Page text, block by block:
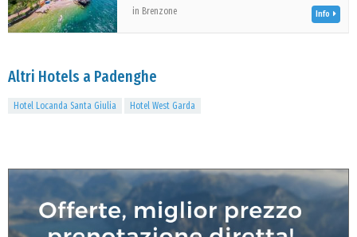
in Brenzone Info
Altri Hotels a Padenghe
Hotel Locanda Santa Giulia Hotel West Garda